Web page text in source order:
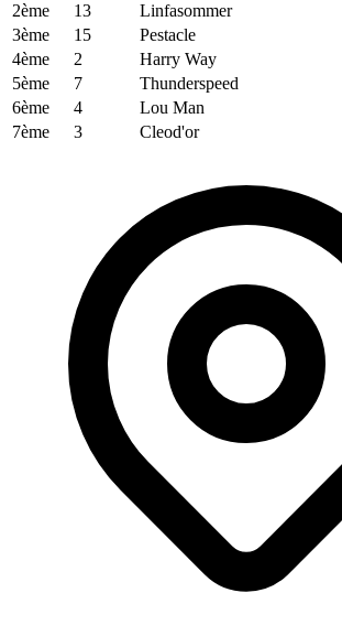
2ème
13
Linfasommer
3ème
15
Pestacle
4ème
2
Harry Way
5ème
7
Thunderspeed
6ème
4
Lou Man
7ème
3 Cleod'or